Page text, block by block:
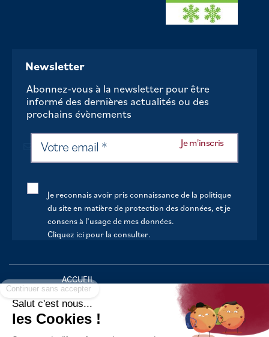
Newsletter
Abonnez-vous à la newsletter pour être
informé des dernières actualités ou des
prochains évènements
Je reconnais avoir pris connaissance de la politique
du site en matière de protection des données, et je
consens à l’usage de mes données.
Cliquez ici pour la consulter.
ACCUEIL
VOTRE MAIRIE
VOTRE QUOTIDIEN
Salut c'est nous...
les Cookies !